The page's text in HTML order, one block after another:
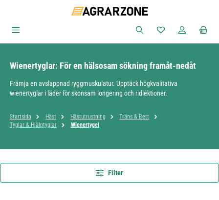
Du har 0 objekt i
Wienertyglar: För en hälsosam sökning framåt-nedåt
Främja en avslappnad ryggmuskulatur. Upptäck högkvalitativa
wienertyglar i läder för skonsam longering och ridlektioner.
Startsida Häst Hästutrustning
Träns & Bett
Tyglar & Hjälptyglar
Wienertygel
Filter